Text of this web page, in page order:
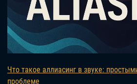
Что такое аллиасинг в звуке:
проблеме